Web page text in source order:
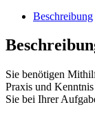
Beschreibung
Sie benötigen
Praxis und
Sie bei Ihrer